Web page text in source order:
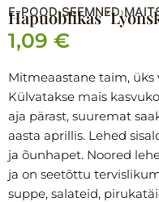
E-POOD›SEEMNED›
Hapuoblikas
1,09 €
Mitmeaastane taim, üks
Külvatakse mais
aja pärast, suuremat
aasta aprillis. Lehed
ja õunhapet. Noored
ja on seetõttu
suppe, salateid,